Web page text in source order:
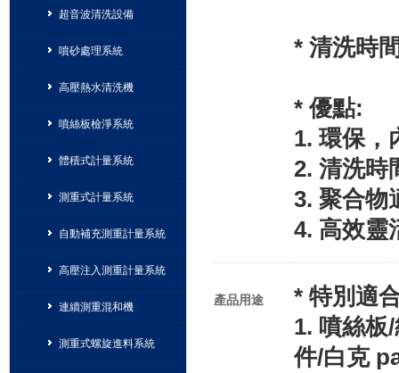
超音波清洗設備
噴砂處理系統
高壓熱水清洗機
噴絲板檢淨系統
體積式計量系統
測重式計量系統
自動補充測重計量系統
高壓注入測重計量系統
連續測重混和機
測重式螺旋進料系統
* 清洗時
* 優點:
1. 環保，
2. 清洗時
3. 聚合物
4. 高效靈
產品用途
* 特別適
1. 噴絲
件/白克